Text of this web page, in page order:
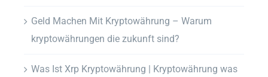
Geld Machen Mit Kryptowährung – Warum
kryptowährungen die zukunft sind?
Was Ist Xrp Kryptowährung | Kryptowährung was